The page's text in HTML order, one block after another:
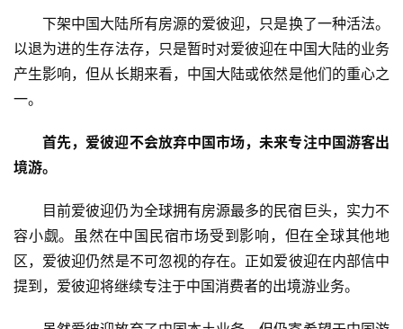
首
页
业
G
人
下架中国大陆所有房源的爱彼迎， 只是换了一种活法。
以退为进的生存法存，只是暂时对爱彼迎在中国大陆的业务
产生影响，但从长期来看，中国大陆或依然是他们的重心之
一。
首先，爱彼迎不会放弃中国市场，未来专注中国游客出
境游。
目前爱彼迎仍为全球拥有房源最多的民宿巨头，实力不
容小觑。虽然在中国民宿市场受到影响，但在全球其他地
区，爱彼迎仍然是不可忽视的存在。正如爱彼迎在内部信中
提到，爱彼迎将继续专注于中国消费者的出境游业务。